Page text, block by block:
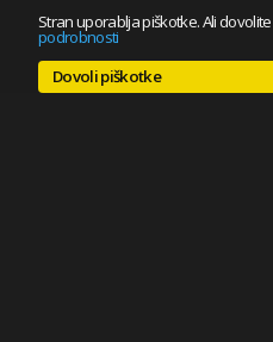
Stran uporablja piškotke. Ali
podrobnosti
Dovoli piškotke